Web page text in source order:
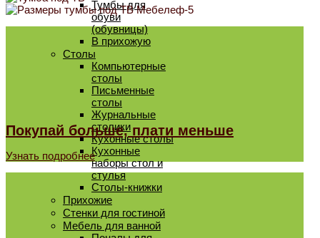
Тумбы для
обуви
(обувницы)
В прихожую
Столы
Компьютерные
столы
Письменные
столы
Журнальные
столики
Кухонные столы
Кухонные
наборы стол и
стулья
Столы-книжки
Прихожие
Стенки для гостиной
Мебель для ванной
Покупай больше, плати меньше
Узнать подробнее